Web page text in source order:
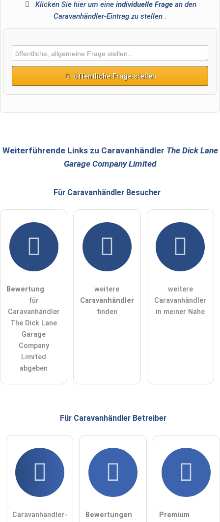
Klicken Sie hier um eine individuelle Fragean den
Caravanhändler-Eintrag zu stellen .
öffentliche Frage stellen
Hiermit akzeptiere ich die .
Die Datenschutzerklärunghabe ich zur Kenntnis genommen.
öffentliche Frage stellen
Besucher sichtbar
Klicken Sie hier um eine
Caravanhändler-Eintrag zu stellen
Weiterführende Links zu Caravanhändler The Dick Lane
Garage Company Limited
Für Caravanhändler Besucher
Bewertung
für
Caravanhändler
The Dick Lane
Garage
Company
Limited
abgeben
weitere
Caravanhändler
finden
weitere
Caravanhändler
in meiner Nähe
Für Caravanhändler Betreiber
Caravanhändler-
Bewertungen
Premium